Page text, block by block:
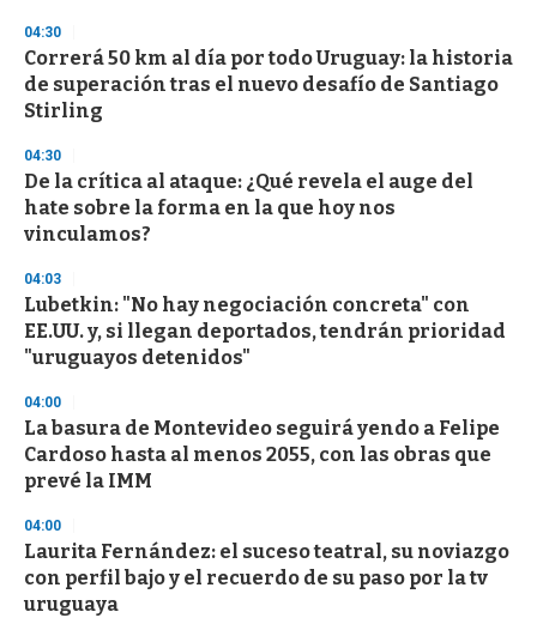
d
s
04:30
Correrá 50 km al día por todo Uruguay: la historia
de superación tras el nuevo desafío de Santiago
Stirling
04:30
De la crítica al ataque: ¿Qué revela el auge del
hate sobre la forma en la que hoy nos
vinculamos?
04:03
Lubetkin: "No hay negociación concreta" con
EE.UU. y, si llegan deportados, tendrán prioridad
"uruguayos detenidos"
04:00
La basura de Montevideo seguirá yendo a Felipe
Cardoso hasta al menos 2055, con las obras que
prevé la IMM
04:00
Laurita Fernández: el suceso teatral, su noviazgo
con perfil bajo y el recuerdo de su paso por la tv
uruguaya